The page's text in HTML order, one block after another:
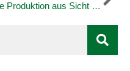
Die Produktion aus Sicht eines O-Rings